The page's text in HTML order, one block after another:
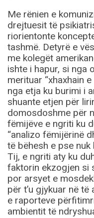
Me rënien e
drejtuesit të
riorientonte
tashmë. Detyrë e
me kolegët
ishte i hapur, si nga
merituar “xhaxhain
nga etja ku burimi i
shuante etjen për
domosdoshme për
fëmijëve e ngriti ku
“analizo fëmijërinë
të bëhesh e pse nuk
Tij, e ngriti aty ku
faktorin ekzogjen si
por arsyet e
për t’u gjykuar në
e raporteve
ambientit të